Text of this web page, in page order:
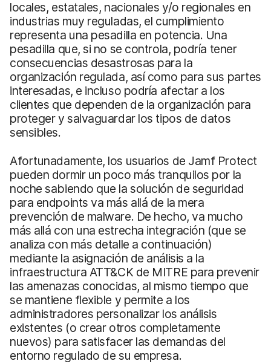
locales, estatales, nacionales y/o regionales en
industrias muy reguladas, el cumplimiento
representa una pesadilla en potencia. Una
pesadilla que, si no se controla, podría tener
consecuencias desastrosas para la
organización regulada, así como para sus partes
interesadas, e incluso podría afectar a los
clientes que dependen de la organización para
proteger y salvaguardar los tipos de datos
sensibles.
Afortunadamente, los usuarios de Jamf Protect
pueden dormir un poco más tranquilos por la
noche sabiendo que la solución de seguridad
para endpoints va más allá de la mera
prevención de malware. De hecho, va mucho
más allá con una estrecha integración (que se
analiza con más detalle a continuación)
mediante la asignación de análisis a la
infraestructura ATT&CK de MITRE para prevenir
las amenazas conocidas, al mismo tiempo que
se mantiene flexible y permite a los
administradores personalizar los análisis
existentes (o crear otros completamente
nuevos) para satisfacer las demandas del
entorno regulado de su empresa.